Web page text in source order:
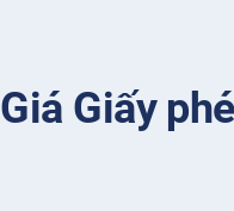
Giá Giấy